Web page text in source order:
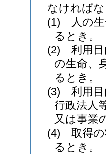
なければ
(1)
人の
るとき。
(2)
利用
の生命、
るとき。
(3)
利用
行政法人
又は事業
(4)
取得
るとき。